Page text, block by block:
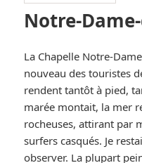
Notre-
La Chapelle Notre-
nouveau des touristes
rendent tantôt à pied,
marée montait, la mer
rocheuses, attirant par
surfers casqués. Je
observer. La plupart